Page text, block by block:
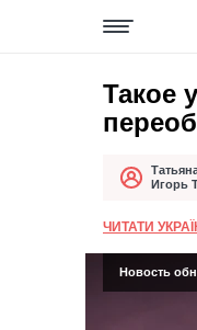
Такое
АвторИгорь
Дата
ЧИТАТИ
Новость